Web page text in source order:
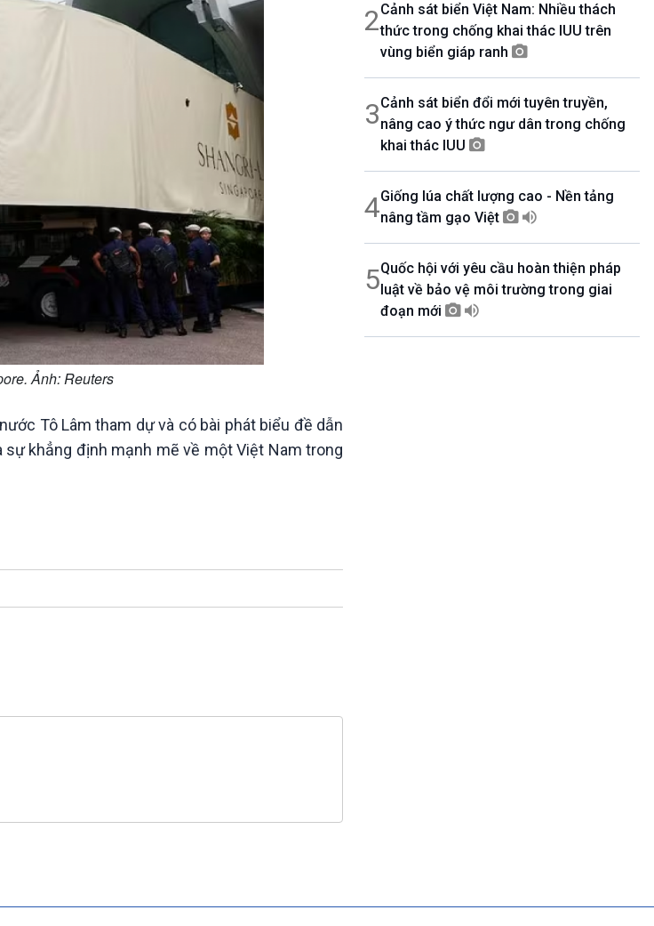
Ảnh: Reuters
Tô Lâm tham dự và có bài phát biểu đề dẫn
khẳng định mạnh mẽ về một Việt Nam trong
2Cảnh sát biển Việt Nam: Nhiều thách
thức trong chống khai thác IUU trên
vùng biển giáp ranh
3Cảnh sát biển đổi mới tuyên truyền,
nâng cao ý thức ngư dân trong chống
khai thác IUU
4Giống lúa chất lượng cao - Nền tảng
nâng tầm gạo Việt
5Quốc hội với yêu cầu hoàn thiện pháp
luật về bảo vệ môi trường trong giai
đoạn mới